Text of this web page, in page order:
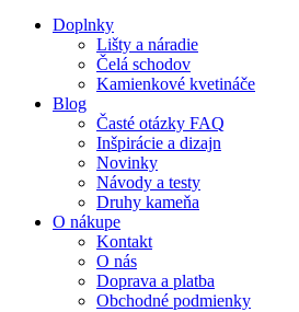
Doplnky
Lišty a náradie
Čelá schodov
Kamienkové kvetináče
Blog
Časté otázky FAQ
Inšpirácie a dizajn
Novinky
Návody a testy
Druhy kameňa
O nákupe
Kontakt
O nás
Doprava a platba
Obchodné podmienky